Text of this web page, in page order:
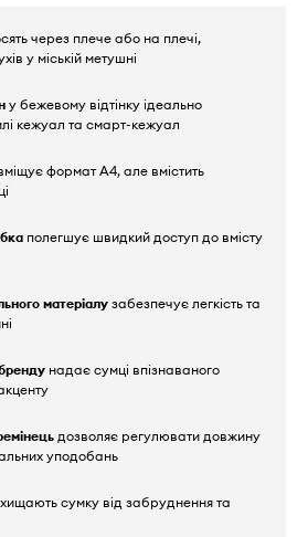
через плече або на плечі,
у міській метушні
у бежевому відтінку ідеально
кежуал та смарт-кежуал
формат А4, але вмістить
полегшує швидкий доступ до вмісту
матеріалу забезпечує легкість та
надає сумці впізнаваного
дозволяє регулювати довжину
уподобань
сумку від забруднення та